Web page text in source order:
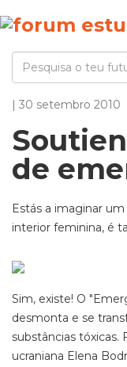
| 30 setembro 2010
de
Estás a imaginar
interior feminina, é
Sim, existe! O
desmonta e se
substâncias tóxicas.
ucraniana Elena